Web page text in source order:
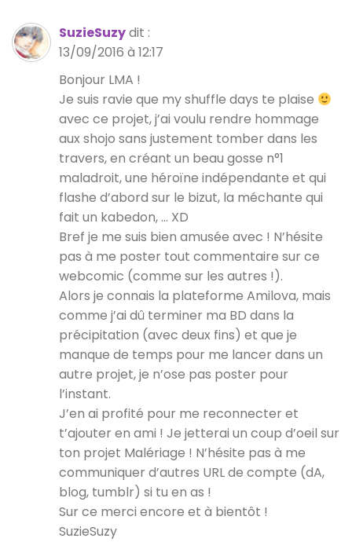
SuzieSuzydit :
13/09/2016 à 12:17
Bonjour LMA !
Je suis ravie que my shuffle days te plaise
avec ce projet, j’ai voulu rendre hommage
aux shojo sans justement tomber dans les
travers, en créant un beau gosse n°1
maladroit, une héroïne indépendante et qui
flashe d’abord sur le bizut, la méchante qui
fait un kabedon, … XD
Bref je me suis bien amusée avec ! N’hésite
pas à me poster tout commentaire sur ce
webcomic (comme sur les autres !).
Alors je connais la plateforme Amilova, mais
comme j’ai dû terminer ma BD dans la
précipitation (avec deux fins) et que je
manque de temps pour me lancer dans un
autre projet, je n’ose pas poster pour
l’instant.
J’en ai profité pour me reconnecter et
t’ajouter en ami ! Je jetterai un coup d’oeil sur
ton projet Malériage ! N’hésite pas à me
communiquer d’autres URL de compte (dA,
blog, tumblr) si tu en as !
Sur ce merci encore et à bientôt !
SuzieSuzy